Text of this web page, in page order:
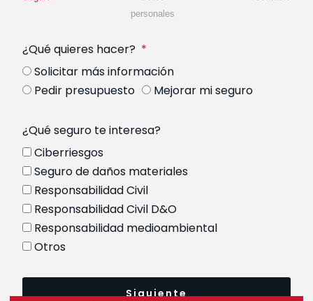
personales
¿Qué quieres hacer?
Solicitar más información
Pedir presupuesto
Mejorar mi seguro
¿Qué seguro te interesa?
Ciberriesgos
Seguro de daños materiales
Responsabilidad Civil
Responsabilidad Civil D&O
Responsabilidad medioambiental
Otros
Siguiente